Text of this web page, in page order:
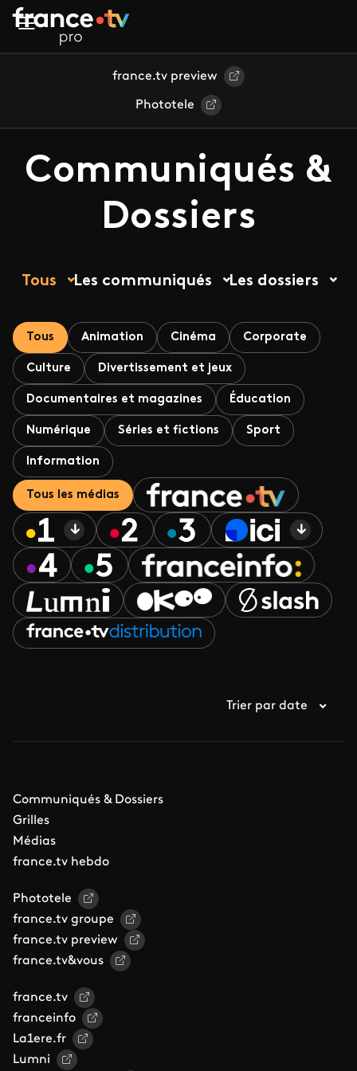
Aller au contenu principal
france.tv preview
Phototele
Communiqués &
Dossiers
Tous Les communiqués Les dossiers
Tous Animation Cinéma Corporate
Culture Divertissement et jeux
Documentaires et magazines Éducation
Numérique Séries et fictions Sport
Information
Tous les médias
Trier par date
Communiqués & Dossiers
Grilles
Médias
france.tv hebdo
Phototele
france.tv groupe
france.tv preview
france.tv&vous
france.tv
franceinfo
La1ere.fr
Lumni